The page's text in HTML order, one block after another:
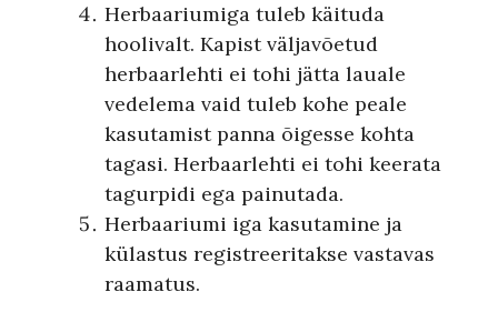
Herbaariumiga tuleb käituda
hoolivalt. Kapist väljavõetud
herbaarlehti ei tohi jätta lauale
vedelema vaid tuleb kohe peale
kasutamist panna õigesse kohta
tagasi. Herbaarlehti ei tohi keerata
tagurpidi ega painutada.
Herbaariumi iga kasutamine ja
külastus registreeritakse vastavas
raamatus.